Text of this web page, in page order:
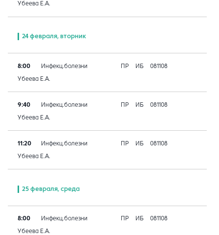
Убеева Е.А.
24 февраля, вторник
8:00 Инфекц.болезни ПР ИБ 081108
Убеева Е.А.
9:40 Инфекц.болезни ПР ИБ 081108
Убеева Е.А.
11:20 Инфекц.болезни ПР ИБ 081108
Убеева Е.А.
25 февраля, среда
8:00 Инфекц.болезни ПР ИБ 081108
Убеева Е.А.